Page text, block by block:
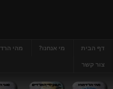
דף הבית מי אנחנו? מהי
צור קשר